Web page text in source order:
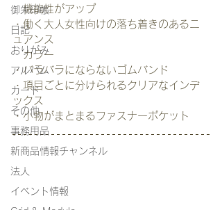
御朱印帳
日記
おりがみ
アルバム
カード
その他
事務用品
新商品情報チャンネル
法人
イベント情報
   機能性がアップ
・働く大人女性向けの落ち着きのあるニ
ュアンス
   カラー
・バラバラにならないゴムバンド
・項目ごとに分けられるクリアなインデ
ックス
・小物がまとまるファスナーポケット